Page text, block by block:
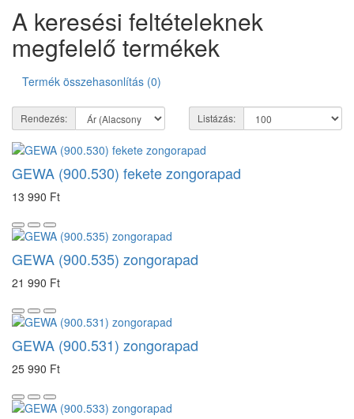
A keresési feltételeknek
megfelelő termékek
Termék összehasonlítás (0)
Rendezés: Listázás:
GEWA (900.530) fekete zongorapad
13 990 Ft
GEWA (900.535) zongorapad
21 990 Ft
GEWA (900.531) zongorapad
25 990 Ft